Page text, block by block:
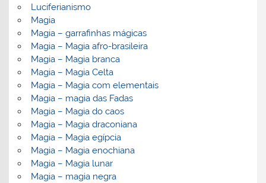
Luciferianismo
Magia
Magia – garrafinhas mágicas
Magia – Magia afro-brasileira
Magia – Magia branca
Magia – Magia Celta
Magia – Magia com elementais
Magia – magia das Fadas
Magia – Magia do caos
Magia – Magia draconiana
Magia – Magia egípcia
Magia – Magia enochiana
Magia – Magia lunar
Magia – magia negra